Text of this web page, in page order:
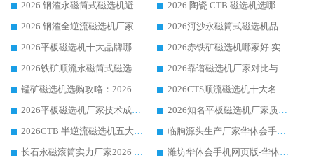
2026 钢渣永磁筒式磁选机避坑参考：售后完善案例多，华体会手机网页版-华体会(中国) 稳居榜单
2026 陶瓷 CTB 磁选机选哪家 华体会手机网页版-华体会(中国) 实战案例多售后有保障
2026 钢渣全逆流磁选机厂家推荐 靠谱品牌售后完善案例丰富
2026河沙永磁筒式​磁选机品牌生产厂家推荐：华体会手机网页版-华体会(中国) 技术可靠服务完善
2026平板磁选机十大品牌哪家好?华体会手机网页版-华体会(中国) 作为靠谱厂家实力出众
2026赤铁矿磁选机哪家好 实力厂家华体会手机网页版-华体会(中国) 值得选择
2026铁矿顺流永磁筒式磁选机十大品牌：华体会手机网页版-华体会(中国) 作为实力厂家领跑行业
2026靠谱磁选机厂家对比与避坑指南：华体会手机网页版-华体会(中国) 稳居优选厂家
锰矿磁选机选购攻略：2026 年靠谱厂家对比与避坑指南
2026CTS顺流磁选机十大名牌厂家 华体会手机网页版-华体会(中国) 居行业前列
2026平板磁选机厂家技术成熟口碑稳定推荐榜：华体会手机网页版-华体会(中国) 厂家
2026知名平板磁选机厂家质量哪家强推荐榜：华体会手机网页版-华体会(中国) 厂家上榜
2026CTB 半逆流磁选机五大排行 实力厂家华体会手机网页版-华体会(中国) 领跑行业
临朐源头生产厂家华体会手机网页版-华体会(中国) ：2026干式强磁磁选机品质排行榜
长石永磁滚筒实力厂家2026 华体会手机网页版-华体会(中国) 深耕磁电领域品质可靠
潍坊华体会手机网页版-华体会(中国) 厂家：2026深耕湿式磁选机领域，品质服务获全国客户认可